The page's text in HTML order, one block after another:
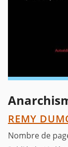
REMY
Nombre de